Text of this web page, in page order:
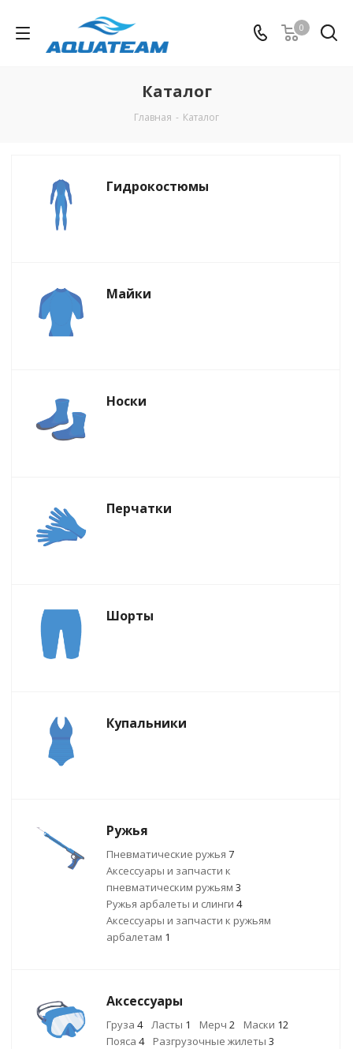
0
Каталог
Главная - Каталог
Гидрокостюмы
Майки
Носки
Перчатки
Шорты
Купальники
Ружья
Пневматические ружья 7
Аксессуары и запчасти к
пневматическим ружьям 3
Ружья арбалеты и слинги 4
Аксессуары и запчасти к ружьям
арбалетам 1
Аксессуары
Груза 4 Ласты 1 Мерч 2 Маски 12
Пояса 4 Разгрузочные жилеты 3